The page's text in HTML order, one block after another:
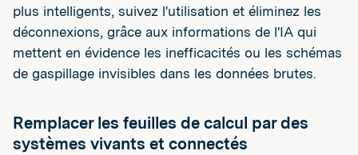
plus intelligents, suivez l'utilisation et éliminez les
déconnexions, grâce aux informations de l'IA qui
mettent en évidence les inefficacités ou les schémas
de gaspillage invisibles dans les données brutes.
Remplacer les feuilles de calcul par des
systèmes vivants et connectés